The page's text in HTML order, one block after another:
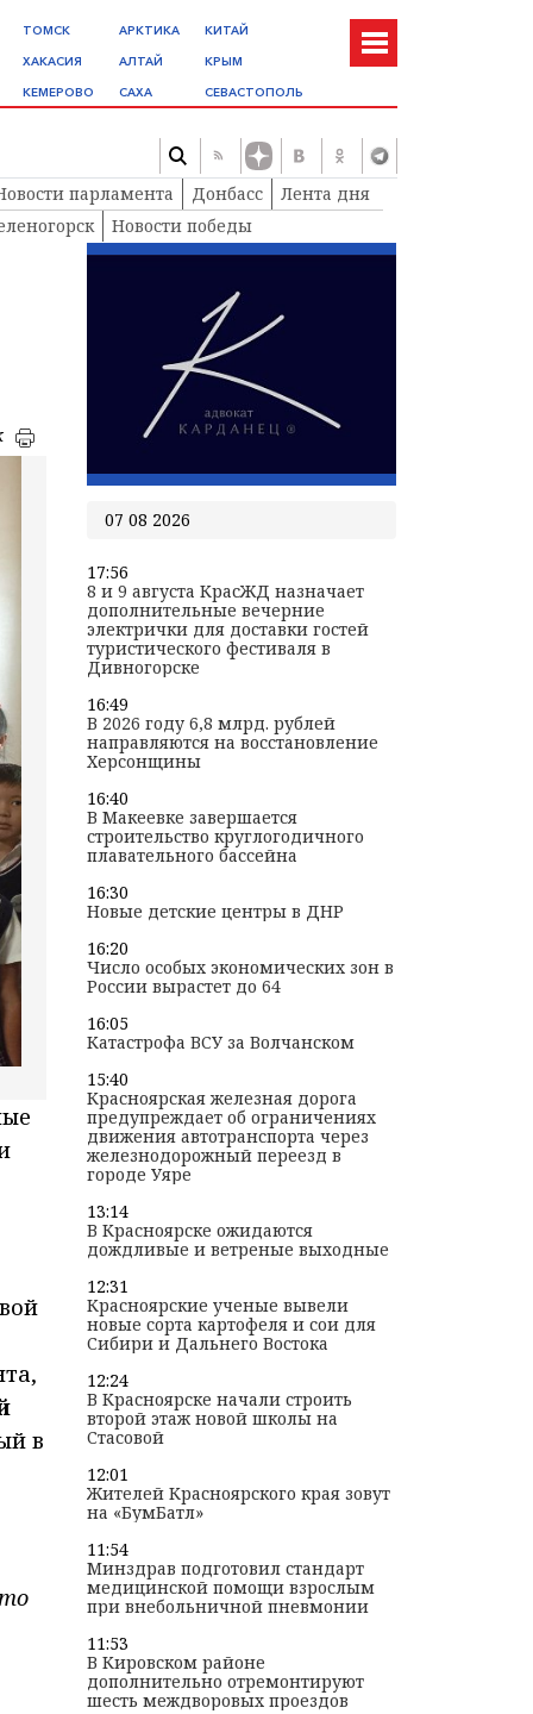
ТОМСК
ХАКАСИЯ
КЕМЕРОВО
АРКТИКА
АЛТАЙ
САХА
КИТАЙ
КРЫМ
СЕВАСТОПОЛЬ
парламента Донбасс
Лента дня
Новости победы
в
07 08 2026
17:56
8 и 9 августа КрасЖД назначает
дополнительные вечерние
электрички для доставки гостей
туристического фестиваля в
Дивногорске
16:49
В 2026 году 6,8 млрд. рублей
направляются на восстановление
Херсонщины
16:40
В Макеевке завершается
строительство круглогодичного
плавательного бассейна
16:30
Новые детские центры в ДНР
16:20
Число особых экономических зон в
России вырастет до 64
16:05
Катастрофа ВСУ за Волчанском
15:40
Красноярская железная дорога
предупреждает об ограничениях
движения автотранспорта через
железнодорожный переезд в
городе Уяре
13:14
В Красноярске ожидаются
дождливые и ветреные выходные
12:31
Красноярские ученые вывели
новые сорта картофеля и сои для
Сибири и Дальнего Востока
12:24
В Красноярске начали строить
второй этаж новой школы на
Стасовой
12:01
Жителей Красноярского края зовут
на «БумБатл»
11:54
Минздрав подготовил стандарт
медицинской помощи взрослым
при внебольничной пневмонии
11:53
В Кировском районе
дополнительно отремонтируют
шесть междворовых проездов